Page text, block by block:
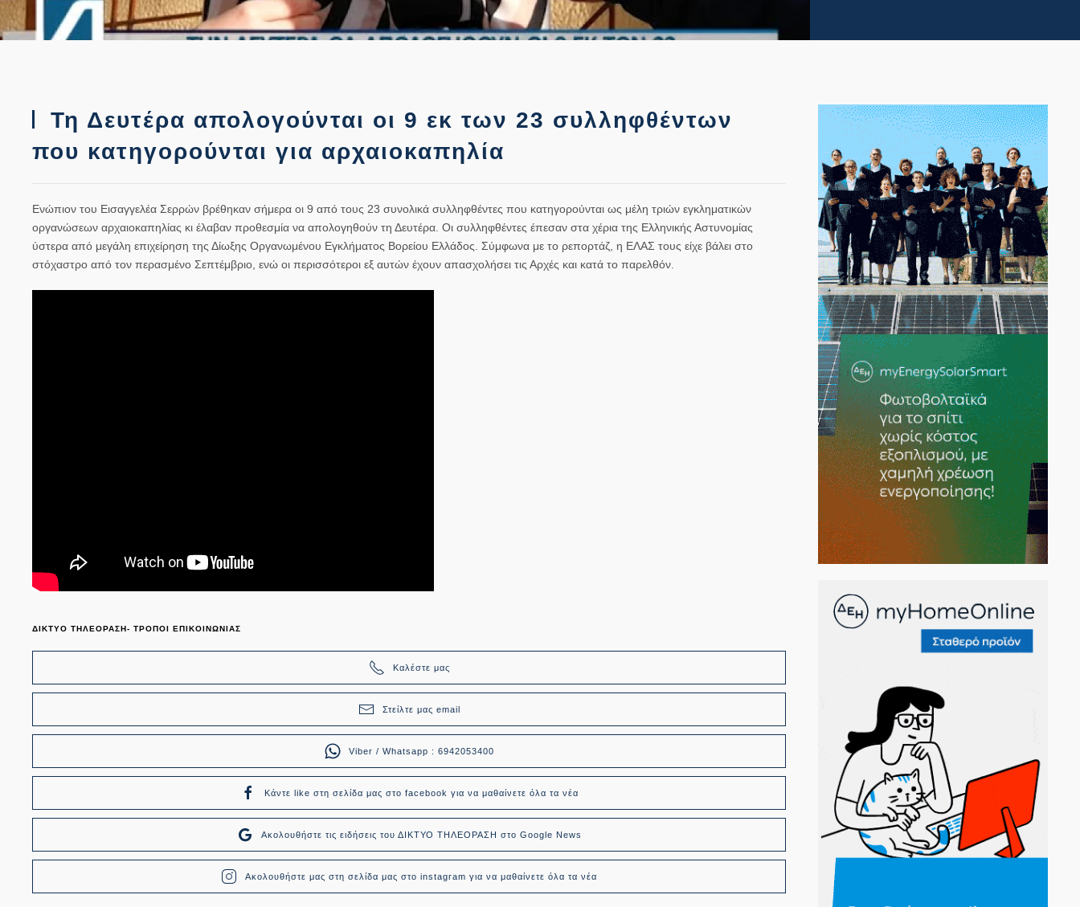
Τη Δευτέρα απολογούνται οι 9 εκ των 23 συλληφθέντων
που κατηγορούνται για αρχαιοκαπηλία
Ενώπιον του Εισαγγελέα Σερρών βρέθηκαν σήμερα οι 9 από τους 23 συνολικά συλληφθέντες που κατηγορούνται ως μέλη τριών εγκληματικών
οργανώσεων αρχαιοκαπηλίας κι έλαβαν προθεσμία να απολογηθούν τη Δευτέρα. Οι συλληφθέντες έπεσαν στα χέρια της Ελληνικής Αστυνομίας
ύστερα από μεγάλη επιχείρηση της Δίωξης Οργανωμένου Εγκλήματος Βορείου Ελλάδος. Σύμφωνα με το ρεπορτάζ, η ΕΛΑΣ τους είχε βάλει στο
στόχαστρο από τον περασμένο Σεπτέμβριο, ενώ οι περισσότεροι εξ αυτών έχουν απασχολήσει τις Αρχές και κατά το παρελθόν.
ΔΙΚΤΥΟ ΤΗΛΕΟΡΑΣΗ- ΤΡΟΠΟΙ ΕΠΙΚΟΙΝΩΝΙΑΣ
Καλέστε μας
Στείλτε μας email
Viber / Whatsapp : 6942053400
Κάντε like στη σελίδα μας στο facebook για να μαθαίνετε όλα τα νέα
Ακολουθήστε τις ειδήσεις του ΔΙΚΤΥΟ ΤΗΛΕΟΡΑΣΗ στο Google News
Ακολουθήστε μας στη σελίδα μας στο instagram για να μαθαίνετε όλα τα νέα